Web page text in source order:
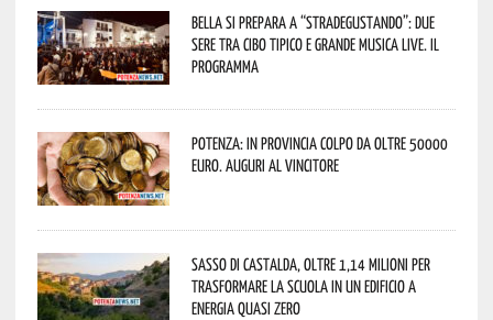
Bella si prepara a “Stradegustando”: due
sere tra cibo tipico e grande musica live. Il
programma
Potenza: in provincia colpo da oltre 50000
euro. Auguri al vincitore
Sasso di Castalda, oltre 1,14 milioni per
trasformare la scuola in un edificio a
energia quasi zero